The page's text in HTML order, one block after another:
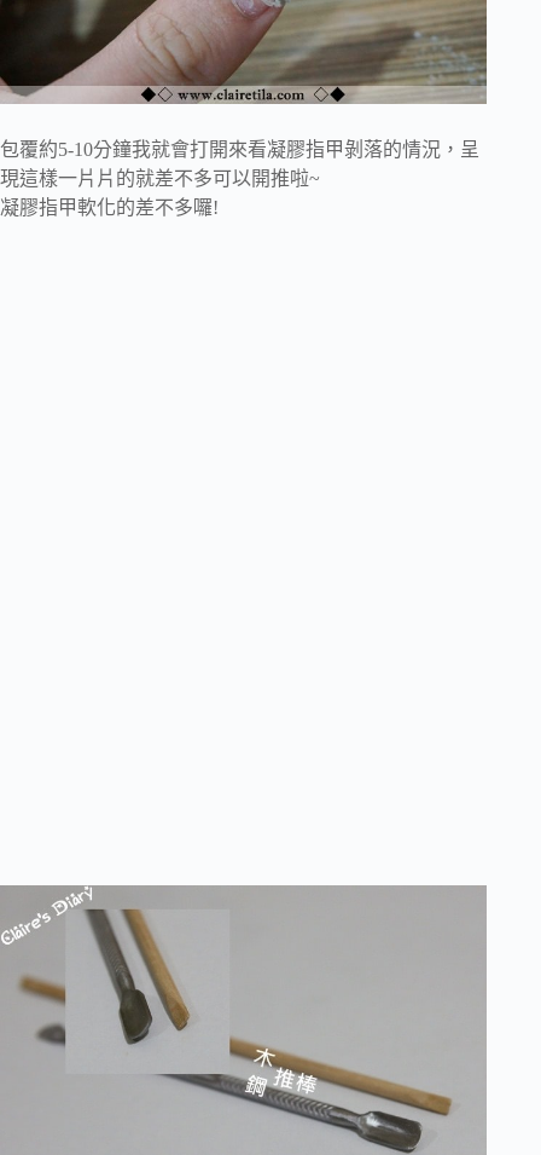
包覆約5-10分鐘我就會打開來看凝膠指甲剝落的情況，呈
現這樣一片片的就差不多可以開推啦~
凝膠指甲軟化的差不多囉!